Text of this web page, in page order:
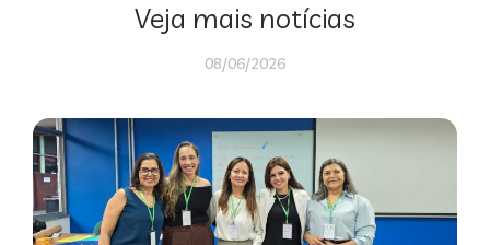
Veja mais notícias
08/06/2026